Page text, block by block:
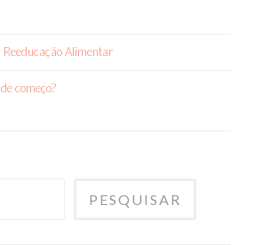
Alimentar
começo?
PESQUISAR